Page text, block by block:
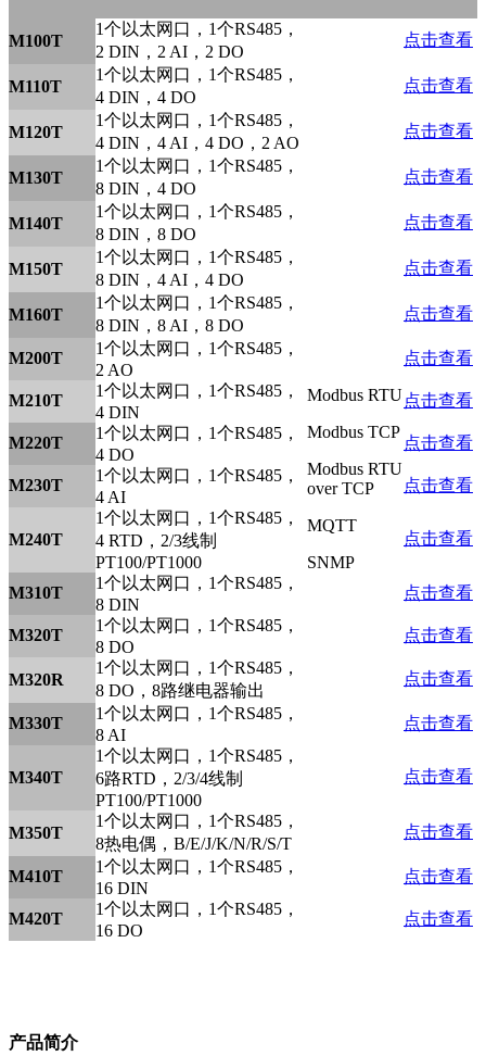
M100T
1个以太网口，1个RS485，
2 DIN，2 AI，2 DO
Modbus RTU
Modbus TCP
Modbus RTU
over TCP
MQTT
SNMP
点击查看
M110T
1个以太网口，1个RS485，
4 DIN，4 DO
点击查看
M120T
1个以太网口，1个RS485，
4 DIN，4 AI，4 DO，2 AO
点击查看
M130T
1个以太网口，1个RS485，
8 DIN，4 DO
点击查看
M140T
1个以太网口，1个RS485，
8 DIN，8 DO
点击查看
M150T
1个以太网口，1个RS485，
8 DIN，4 AI，4 DO
点击查看
M160T
1个以太网口，1个RS485，
8 DIN，8 AI，8 DO
点击查看
M200T
1个以太网口，1个RS485，
2 AO
点击查看
M210T
1个以太网口，1个RS485，
4 DIN
点击查看
M220T
1个以太网口，1个RS485，
4 DO
点击查看
M230T
1个以太网口，1个RS485，
4 AI
点击查看
M240T
1个以太网口，1个RS485，
4 RTD，2/3线制
PT100/PT1000
点击查看
M310T
1个以太网口，1个RS485，
8 DIN
点击查看
M320T
1个以太网口，1个RS485，
8 DO
点击查看
M320R
1个以太网口，1个RS485，
8 DO，8路继电器输出
点击查看
M330T
1个以太网口，1个RS485，
8 AI
点击查看
M340T
1个以太网口，1个RS485，
6路RTD，2/3/4线制
PT100/PT1000
点击查看
M350T
1个以太网口，1个RS485，
8热电偶，B/E/J/K/N/R/S/T
点击查看
M410T
1个以太网口，1个RS485，
16 DIN
点击查看
M420T
1个以太网口，1个RS485，
16 DO
点击查看
产品简介